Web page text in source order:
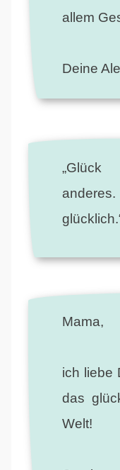
allem
Deine
Mama,
ich liebe
das
Welt!